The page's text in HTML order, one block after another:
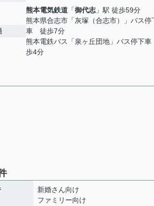
熊本電気鉄道 「御代志 」駅 徒歩59分
熊本県合志市「灰塚（合志市）」バス停
車 徒歩7分
熊本電鉄バス「泉ヶ丘団地」バス停下
歩4分
新婚さん向け
ファミリー向け